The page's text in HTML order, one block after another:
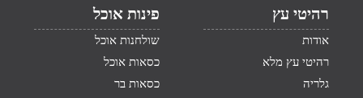
רהיטי עץ
אודות
רהיטי עץ מלא
גלריה
פינות אוכל
שולחנות אוכל
כסאות אוכל
כסאות בר